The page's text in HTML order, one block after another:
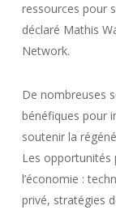
ressources pour
déclaré Mathis
Network.
De nombreuses
bénéfiques pour
soutenir la
Les opportunités
l’économie :
privé, stratégies